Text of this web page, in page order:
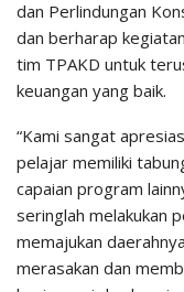
dan Perlindungan
dan berharap
tim TPAKD untuk
keuangan yang baik.
“Kami sangat
pelajar memiliki
capaian program
seringlah melakukan
memajukan
merasakan dan